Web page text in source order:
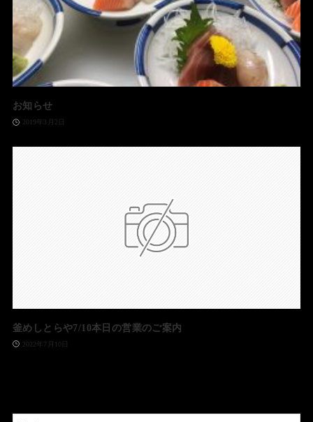
お知らせ
2019年3月2日
釜めしとらや7/10本日の営業のご案内
2022年7月10日